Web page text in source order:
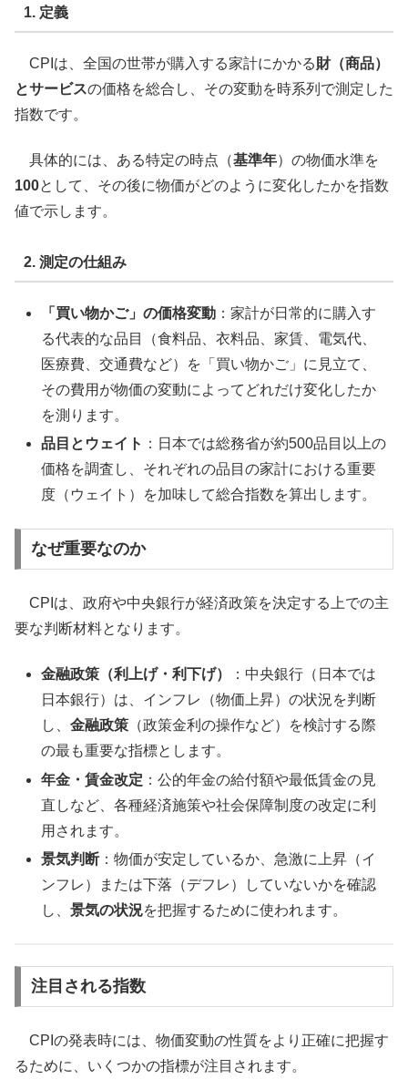
1. 定義
CPIは、全国の世帯が購入する家計にかかる財（商品）
とサービスの価格を総合し、その変動を時系列で測定した
指数です。
具体的には、ある特定の時点（基準年）の物価水準を
100として、その後に物価がどのように変化したかを指数
値で示します。
2. 測定の仕組み
「買い物かご」の価格変動 ：家計が日常的に購入す
る代表的な品目（食料品、衣料品、家賃、電気代、
医療費、交通費など）を「買い物かご」に見立て、
その費用が物価の変動によってどれだけ変化したか
を測ります。
品目とウェイト ：日本では総務省が約500品目以上の
価格を調査し、それぞれの品目の家計における重要
度（ウェイト）を加味して総合指数を算出します。
なぜ重要なのか
CPIは、政府や中央銀行が経済政策を決定する上での主
要な判断材料となります。
金融政策（利上げ・利下げ）
：中央銀行（日本では
日本銀行）は、インフレ（物価上昇）の状況を判断
し、金融政策 （政策金利の操作など）を検討する際
の最も重要な指標とします。
年金・賃金改定 ：公的年金の給付額や最低賃金の見
直しなど、各種経済施策や社会保障制度の改定に利
用されます。
景気判断 ：物価が安定しているか、急激に上昇（イ
ンフレ）または下落（デフレ）していないかを確認
し、景気の状況を把握するために使われます。
注目される指数
CPIの発表時には、物価変動の性質をより正確に把握す
るために、いくつかの指標が注目されます。